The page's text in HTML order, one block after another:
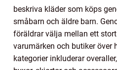
beskriva kläder som köps
småbarn och äldre barn.
föräldrar välja mellan ett
varumärken och butiker över
kategorier inkluderar